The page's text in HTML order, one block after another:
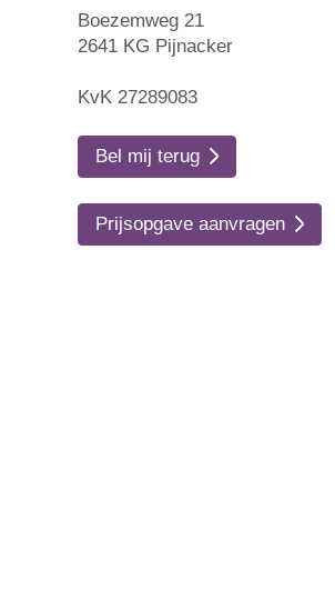
Boezemweg 21
2641 KG Pijnacker
KvK 27289083
Bel mij terug
Prijsopgave aanvragen